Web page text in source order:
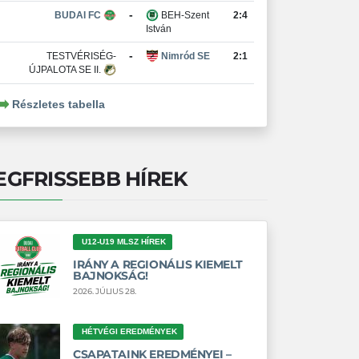
BUDAI FC -
BEH-Szent
István
2:4
TESTVÉRISÉG-
ÚJPALOTA SE II.
- Nimród SE 2:1
Részletes tabella
HÍREK
U12-U19 MLSZ HÍREK
IRÁNY A REGIONÁLIS KIEMELT
BAJNOKSÁG!
2026. JÚLIUS 28.
HÉTVÉGI EREDMÉNYEK
CSAPATAINK EREDMÉNYEI –